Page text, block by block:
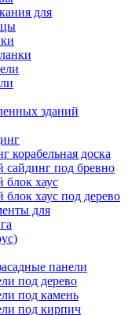
для
зданий
корабельная доска
сайдинг под бревно
блок хаус
хаус под дерево
для
панели
под дерево
под камень
под кирпич